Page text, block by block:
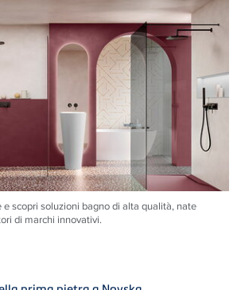
scopri soluzioni bagno di alta qualità, nate
di marchi innovativi.